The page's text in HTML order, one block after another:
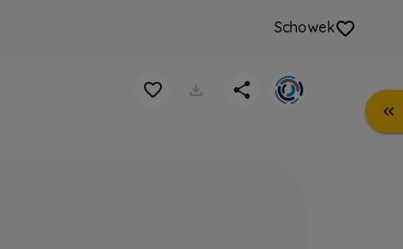
Schowek